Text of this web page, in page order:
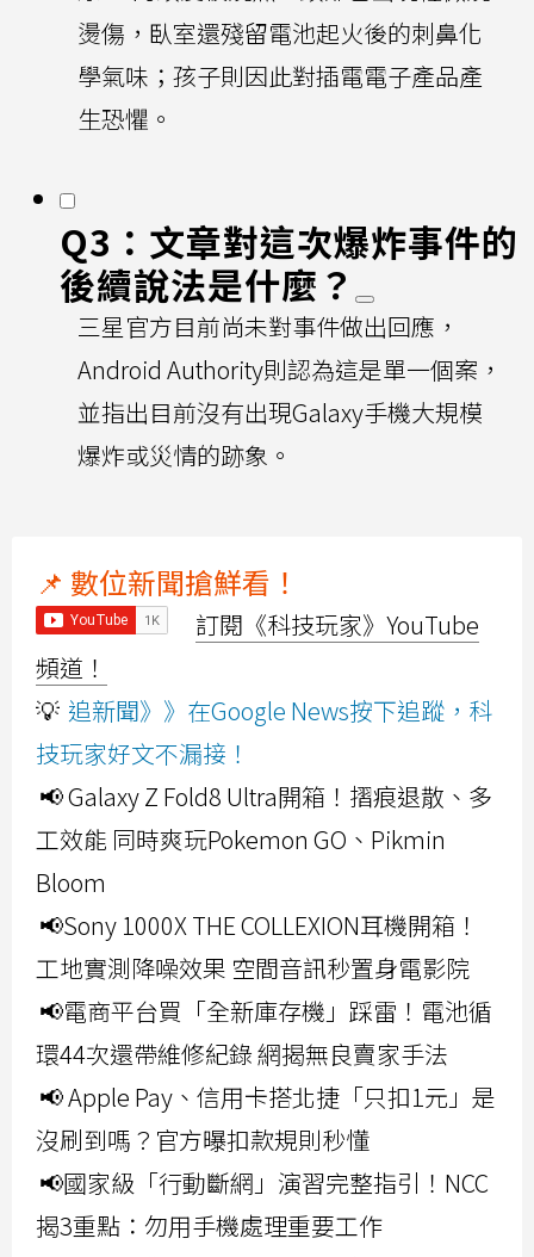
燙傷，臥室還殘留電池起火後的刺鼻化
學氣味；孩子則因此對插電電子產品產
生恐懼。
Q3：文章對這次爆炸事件的
後續說法是什麼？
三星官方目前尚未對事件做出回應，
Android Authority則認為這是單一個案，
並指出目前沒有出現Galaxy手機大規模
爆炸或災情的跡象。
📌 數位新聞搶鮮看！
訂閱《科技玩家》YouTube
頻道！
💡 追新聞》》在Google News按下追蹤，科
技玩家好文不漏接！
📢 Galaxy Z Fold8 Ultra開箱！摺痕退散、多
工效能 同時爽玩Pokemon GO、Pikmin
Bloom
📢Sony 1000X THE COLLEXION耳機開箱！
工地實測降噪效果 空間音訊秒置身電影院
📢電商平台買「全新庫存機」踩雷！電池循
環44次還帶維修紀錄 網揭無良賣家手法
📢 Apple Pay、信用卡搭北捷「只扣1元」是
沒刷到嗎？官方曝扣款規則秒懂
📢國家級「行動斷網」演習完整指引！NCC
揭3重點：勿用手機處理重要工作